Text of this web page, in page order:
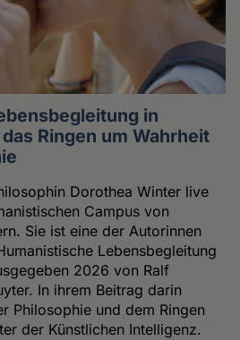
in
Ringen um Wahrheit
Dorothea Winter live
Campus von
Sie ist eine der Autorinnen
Lebensbegleitung
2026 von Ralf
In ihrem Beitrag darin
Philosophie und dem Ringen
der Künstlichen Intelligenz.